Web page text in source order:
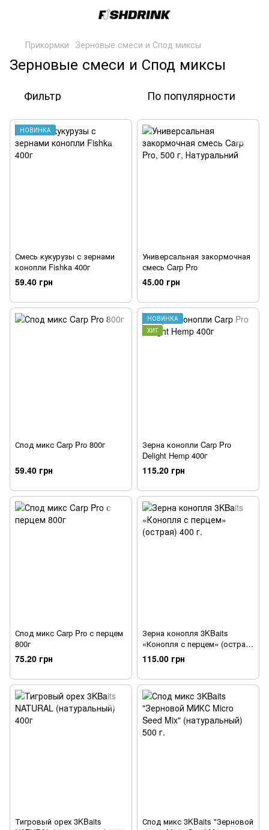
Прикормки Зерновые смеси и Спод миксы
Зерновые смеси и Спод миксы
Фильтр По популярности
НОВИНКА
Смесь кукурузы с зернами
конопли Fishka 400г
59.40 грн
Универсальная закормочная
смесь Carp Pro
45.00 грн
Спод микс Carp Pro 800г
59.40 грн
НОВИНКА
ХИТ
Зерна конопли Carp Pro
Delight Hemp 400г
115.20 грн
Спод микс Carp Pro с перцем
800г
75.20 грн
Зерна конопля 3KBaits
«Конопля с перцем» (острая)
400 г.
115.00 грн
Тигровый орех 3KBaits
Спод микс 3KBaits "Зерновой